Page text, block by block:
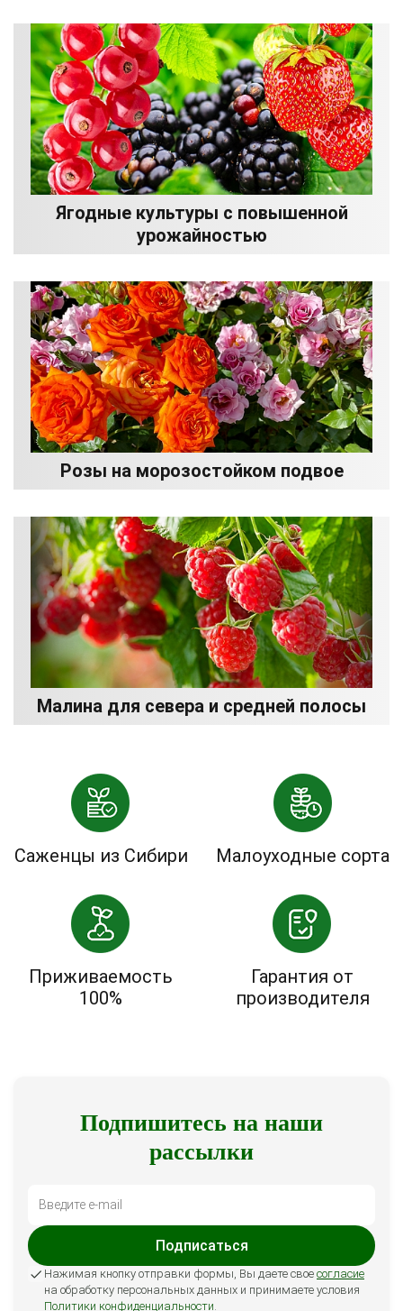
Ягодные культуры с повышенной
урожайностью
Розы на морозостойком подвое
Малина для севера и средней полосы
Саженцы из Сибири Малоуходные сорта
Приживаемость
100%
Гарантия от
производителя
Подпишитесь на наши
рассылки
Подписаться
Нажимая кнопку отправки формы, Вы даете свое согласие
на обработку персональных данных и принимаете условия
Политики конфиденциальности.